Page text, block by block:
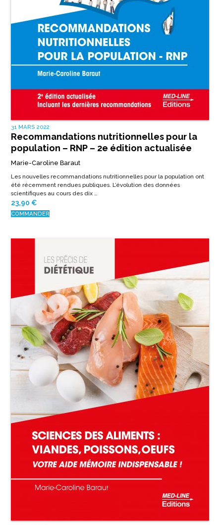
31 MARS 2022
Recommandations nutritionnelles pour la
population – RNP – 2e édition actualisée
Marie-Caroline Baraut
Les nouvelles recommandations nutritionnelles pour la population ont
été récemment rendues publiques. L’évolution des données
scientifiques au cours des dix …
23,90 €
COMMANDER